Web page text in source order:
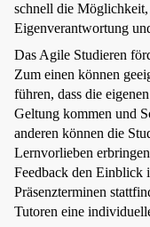
schnell die
Eigenverantwortung
Das Agile Studieren
Zum einen können
führen, dass die
Geltung kommen und
anderen können die
Lernvorlieben
Feedback den Einblick
Präsenzterminen
Tutoren eine